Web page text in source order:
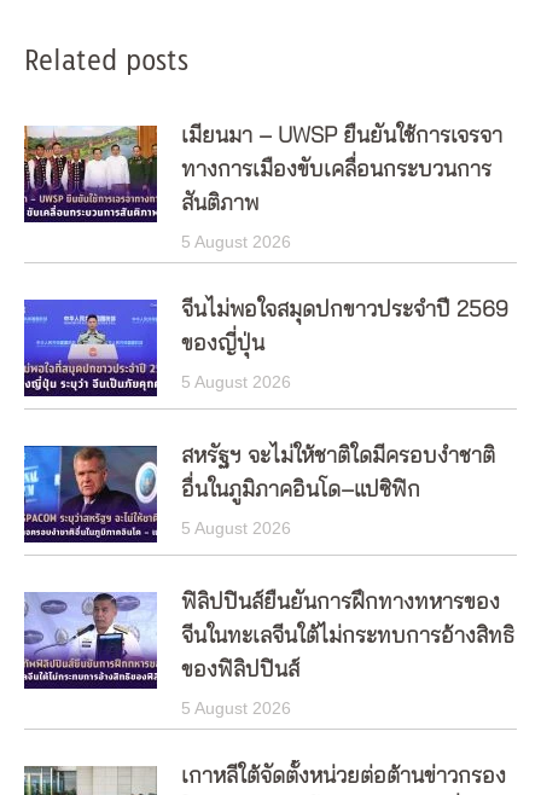
Related posts
เมียนมา – UWSP ยืนยันใช้การเจรจา
ทางการเมืองขับเคลื่อนกระบวนการ
สันติภาพ
5 August 2026
จีนไม่พอใจสมุดปกขาวประจำปี 2569
ของญี่ปุ่น
5 August 2026
สหรัฐฯ จะไม่ให้ชาติใดมีครอบงำชาติ
อื่นในภูมิภาคอินโด–แปซิฟิก
5 August 2026
ฟิลิปปินส์ยืนยันการฝึกทางทหารของ
จีนในทะเลจีนใต้ไม่กระทบการอ้างสิทธิ
ของฟิลิปปินส์
5 August 2026
เกาหลีใต้จัดตั้งหน่วยต่อต้านข่าวกรอง